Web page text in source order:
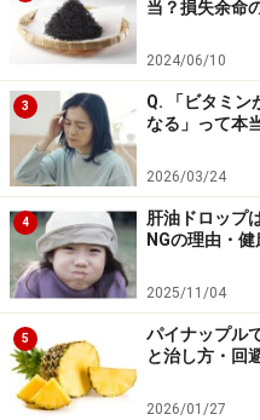
う」と報道されているので
そこで、塩化ナトリウム
えた「減塩しお」が登場
の苦味はあるものの、同
ような置き換えができた
理由が分かったら、次に
れば安全なのか？という
のナトリウムとカリウム
当？損失余命
2024/06/10
3
Q. 「ビタミン
なる」って本
2026/03/24
4
肝油ドロップ
NGの理由・健
2025/11/04
5
パイナップル
と治し方・回
2026/01/27